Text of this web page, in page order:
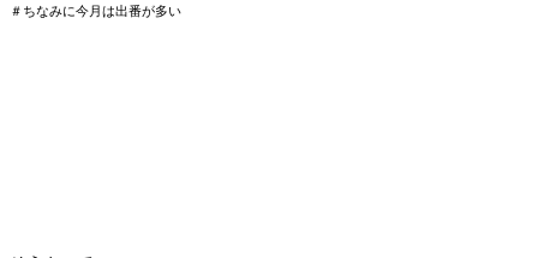
＃ちなみに今月は出番が多い